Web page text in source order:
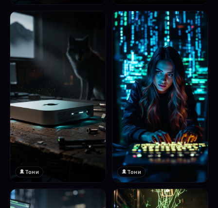
Тони
❤️
1
Тони